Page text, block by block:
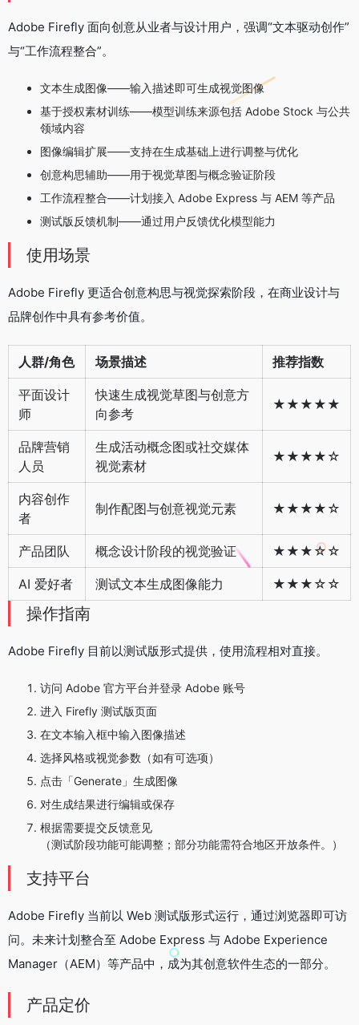
Adobe Firefly 面向创意从业者与设计用户，强调“文本驱动创作”
与“工作流程整合”。
文本生成图像——输入描述即可生成视觉图像
基于授权素材训练——模型训练来源包括 Adobe Stock 与公共
领域内容
图像编辑扩展——支持在生成基础上进行调整与优化
创意构思辅助——用于视觉草图与概念验证阶段
工作流程整合——计划接入 Adobe Express 与 AEM 等产品
测试版反馈机制——通过用户反馈优化模型能力
使用场景
Adobe Firefly 更适合创意构思与视觉探索阶段，在商业设计与
品牌创作中具有参考价值。
人群/角色 场景描述 推荐指数
平面设计
师
快速生成视觉草图与创意方
向参考
★★★★★
品牌营销
人员
生成活动概念图或社交媒体
视觉素材
★★★★☆
内容创作
者
制作配图与创意视觉元素 ★★★★☆
产品团队 概念设计阶段的视觉验证 ★★★☆☆
AI 爱好者 测试文本生成图像能力 ★★★☆☆
操作指南
Adobe Firefly 目前以测试版形式提供，使用流程相对直接。
访问 Adobe 官方平台并登录 Adobe 账号
进入 Firefly 测试版页面
在文本输入框中输入图像描述
选择风格或视觉参数（如有可选项）
点击「Generate」生成图像
对生成结果进行编辑或保存
根据需要提交反馈意见
（测试阶段功能可能调整；部分功能需符合地区开放条件。）
支持平台
Adobe Firefly 当前以 Web 测试版形式运行，通过浏览器即可访
问。未来计划整合至 Adobe Express 与 Adobe Experience
Manager（AEM）等产品中，成为其创意软件生态的一部分。
产品定价